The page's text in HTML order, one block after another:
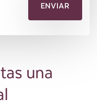
una